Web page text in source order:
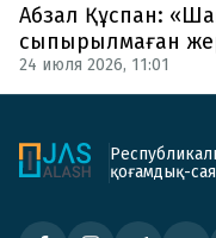
Абзал Құспан:
сыпырылмаған
24 июля 2026, 11:01
қоғамдық-